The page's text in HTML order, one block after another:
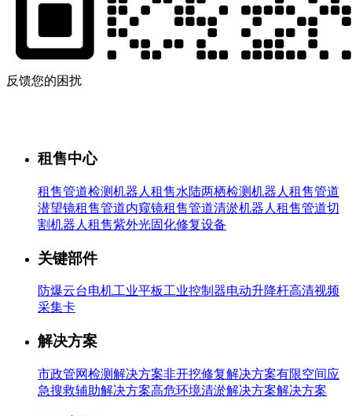
反馈您的困扰
租售中心
租售管道检测机器人 租售水陆两栖检测机器人 租售管道
潜望镜租售管道内窥镜租售管道清淤机器人 租售管道切
割机器人 租售紫外光固化修复设备
关键部件
防爆云台电机工业平板工业控制器电动升降杆高清视频
采集卡
解决方案
市政管网检测解决方案非开挖修复解决方案有限空间应
急搜救辅助解决方案高危环境清淤解决方案解决方案